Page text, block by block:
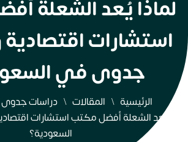
لماذا يُعدُّ الشعلة
استشارات
جدوى في
الرئيسية المقالات
دراسات جدوى
لماذا يُعدُّ الشعلة أفضل مكتب استشارات
السعودية؟